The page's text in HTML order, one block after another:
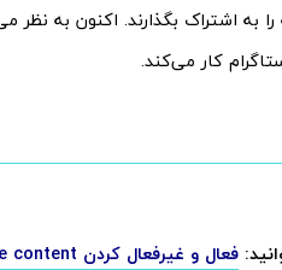
کار می‌کند.
فعال و غیرفعال کردن Sensitive content در اینستاگرام